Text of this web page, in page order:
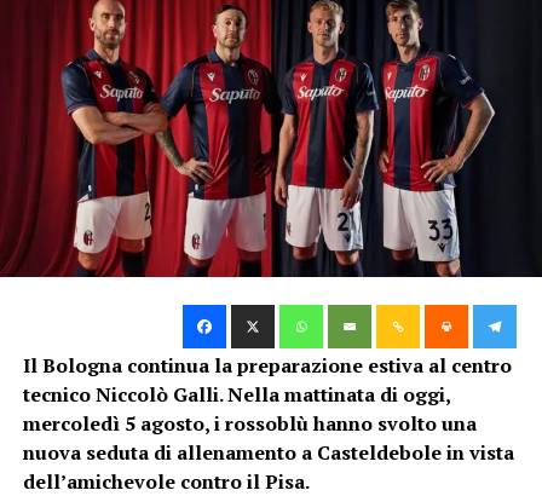
BOLOGNA
SUCCESSIVO
Rossoblù al lavoro a Casteldebole in vista di Bologna-
DA NON PERDERE
Giovanili: Under 18 vince a Genoa, Under 16 eliminata ai
quarti | i Risultati
Il Bologna continua la preparazione estiva al centro
tecnico Niccolò Galli. Nella mattinata di oggi,
mercoledì 5 agosto, i rossoblù hanno svolto una
nuova seduta di allenamento a Casteldebole in vista
dell’amichevole contro il Pisa.